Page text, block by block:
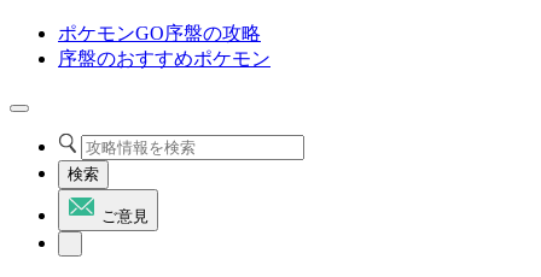
ポケモンGO序盤の攻略
序盤のおすすめポケモン
検索
ご意見